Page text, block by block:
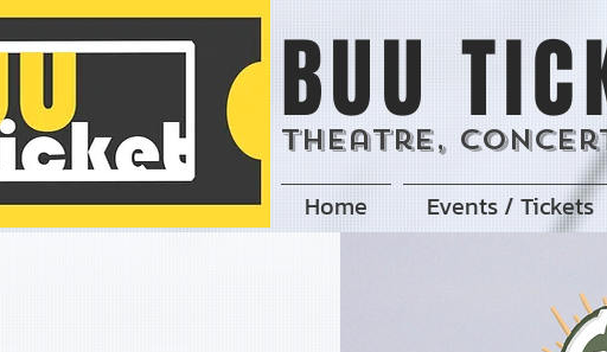
BUU
Theatre,
Home Events / Tickets